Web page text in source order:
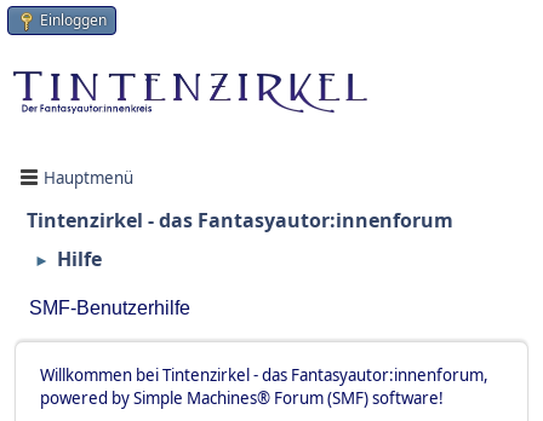
Einloggen
Hauptmenü
Tintenzirkel - das Fantasyautor:innenforum
► Hilfe
SMF-Benutzerhilfe
Willkommen bei Tintenzirkel - das Fantasyautor:innenforum,
powered by Simple Machines® Forum (SMF) software!